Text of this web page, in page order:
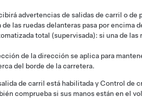
advertencias de salidas de carril o
de las ruedas delanteras pasa por encima
total (supervisada): si una de las
de la dirección se aplica para
del borde de la carretera.
de carril está habilitada y Control de
comprueba si sus manos están en el